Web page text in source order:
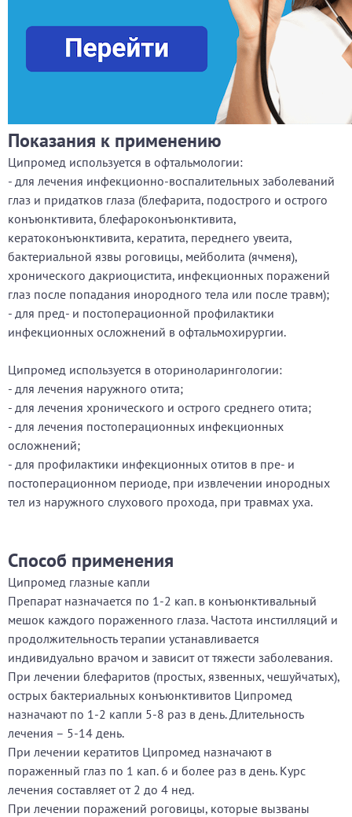
Показания к применению
Ципромед используется в офтальмологии:
- для лечения инфекционно-воспалительных заболеваний
глаз и придатков глаза (блефарита, подострого и острого
конъюнктивита, блефароконъюнктивита,
кератоконъюнктивита, кератита, переднего увеита,
бактериальной язвы роговицы, мейболита (ячменя),
хронического дакриоцистита, инфекционных поражений
глаз после попадания инородного тела или после травм);
- для пред- и постоперационной профилактики
инфекционных осложнений в офтальмохирургии.
Ципромед используется в оториноларингологии:
- для лечения наружного отита;
- для лечения хронического и острого среднего отита;
- для лечения постоперационных инфекционных
осложнений;
- для профилактики инфекционных отитов в пре- и
постоперационном периоде, при извлечении инородных
тел из наружного слухового прохода, при травмах уха.
Способ применения
Ципромед глазные капли
Препарат назначается по 1-2 кап. в конъюнктивальный
мешок каждого пораженного глаза. Частота инстилляций и
продолжительность терапии устанавливается
индивидуально врачом и зависит от тяжести заболевания.
При лечении блефаритов (простых, язвенных, чешуйчатых),
острых бактериальных конъюнктивитов Ципромед
назначают по 1-2 капли 5-8 раз в день. Длительность
лечения – 5-14 день.
При лечении кератитов Ципромед назначают в
пораженный глаз по 1 кап. 6 и более раз в день. Курс
лечения составляет от 2 до 4 нед.
При лечении поражений роговицы, которые вызваны